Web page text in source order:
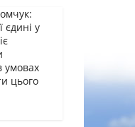
єдині у
умовах
цього